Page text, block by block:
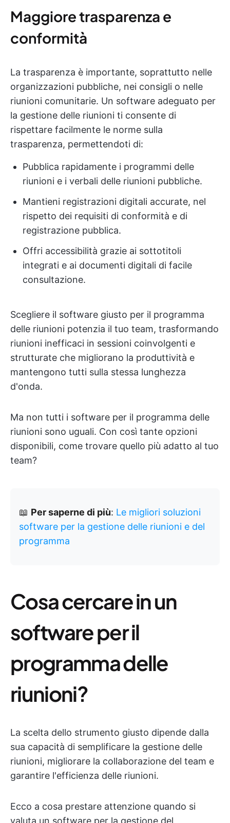
Maggiore trasparenza e
conformità
La trasparenza è importante, soprattutto nelle
organizzazioni pubbliche, nei consigli o nelle
riunioni comunitarie. Un software adeguato per
la gestione delle riunioni ti consente di
rispettare facilmente le norme sulla
trasparenza, permettendoti di:
Pubblica rapidamente i programmi delle
riunioni e i verbali delle riunioni pubbliche.
Mantieni registrazioni digitali accurate, nel
rispetto dei requisiti di conformità e di
registrazione pubblica.
Offri accessibilità grazie ai sottotitoli
integrati e ai documenti digitali di facile
consultazione.
Scegliere il software giusto per il programma
delle riunioni potenzia il tuo team, trasformando
riunioni inefficaci in sessioni coinvolgenti e
strutturate che migliorano la produttività e
mantengono tutti sulla stessa lunghezza
d'onda.
Ma non tutti i software per il programma delle
riunioni sono uguali. Con così tante opzioni
disponibili, come trovare quello più adatto al tuo
team?
📖 Per saperne di più: Le migliori soluzioni
software per la gestione delle riunioni e del
programma
Cosa cercare in un
software per il
programma delle
riunioni?
La scelta dello strumento giusto dipende dalla
sua capacità di semplificare la gestione delle
riunioni, migliorare la collaborazione del team e
garantire l'efficienza delle riunioni.
Ecco a cosa prestare attenzione quando si
valuta un software per la gestione del